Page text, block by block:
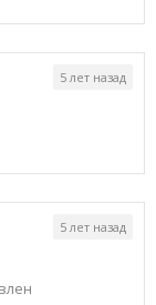
5 лет назад
5 лет назад